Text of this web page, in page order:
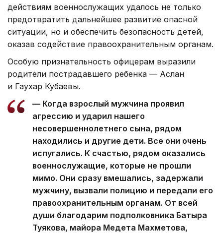
действиям военнослужащих удалось не только
предотвратить дальнейшее развитие опасной
ситуации, но и обеспечить безопасность детей,
оказав содействие правоохранительным органам.
Особую признательность офицерам выразили
родители пострадавшего ребенка — Аслан
и Гаухар Кубаевы.
— Когда взрослый мужчина проявил
агрессию и ударил нашего
несовершеннолетнего сына, рядом
находились и другие дети. Все они очень
испугались. К счастью, рядом оказались
военнослужащие, которые не прошли
мимо. Они сразу вмешались, задержали
мужчину, вызвали полицию и передали его
правоохранительным органам. От всей
души благодарим подполковника Батыра
Туякова, майора Медета Махметова,